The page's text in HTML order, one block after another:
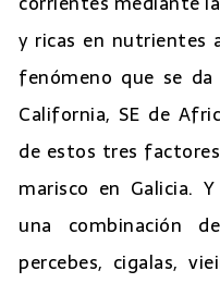
y ricas en nutrientes
fenómeno que se
California, SE de
de estos tres
marisco en Galicia.
una combinación
percebes, cigalas,